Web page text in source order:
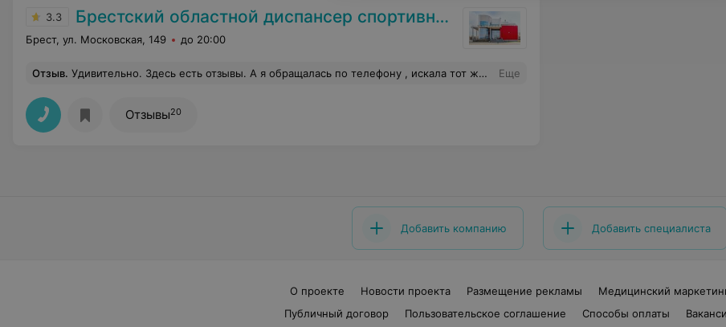
3.3 Брестский областной диспансер спортивной медицины
Брест, ул. Московская, 149 до 20:00
Отзыв. Удивительно. Здесь есть отзывы. А я обращалась по телефону , искала тот же самый электрофорез для сына. И мне сказали, что нет физиопрецедур платных для обычных пациентов, только для спортсменов. Еще
Отзывы20
Добавить компанию Добавить специалиста
О проекте Новости проекта Размещение рекламы
Медицинский
Публичный договор
Пользовательское соглашение Способы оплаты